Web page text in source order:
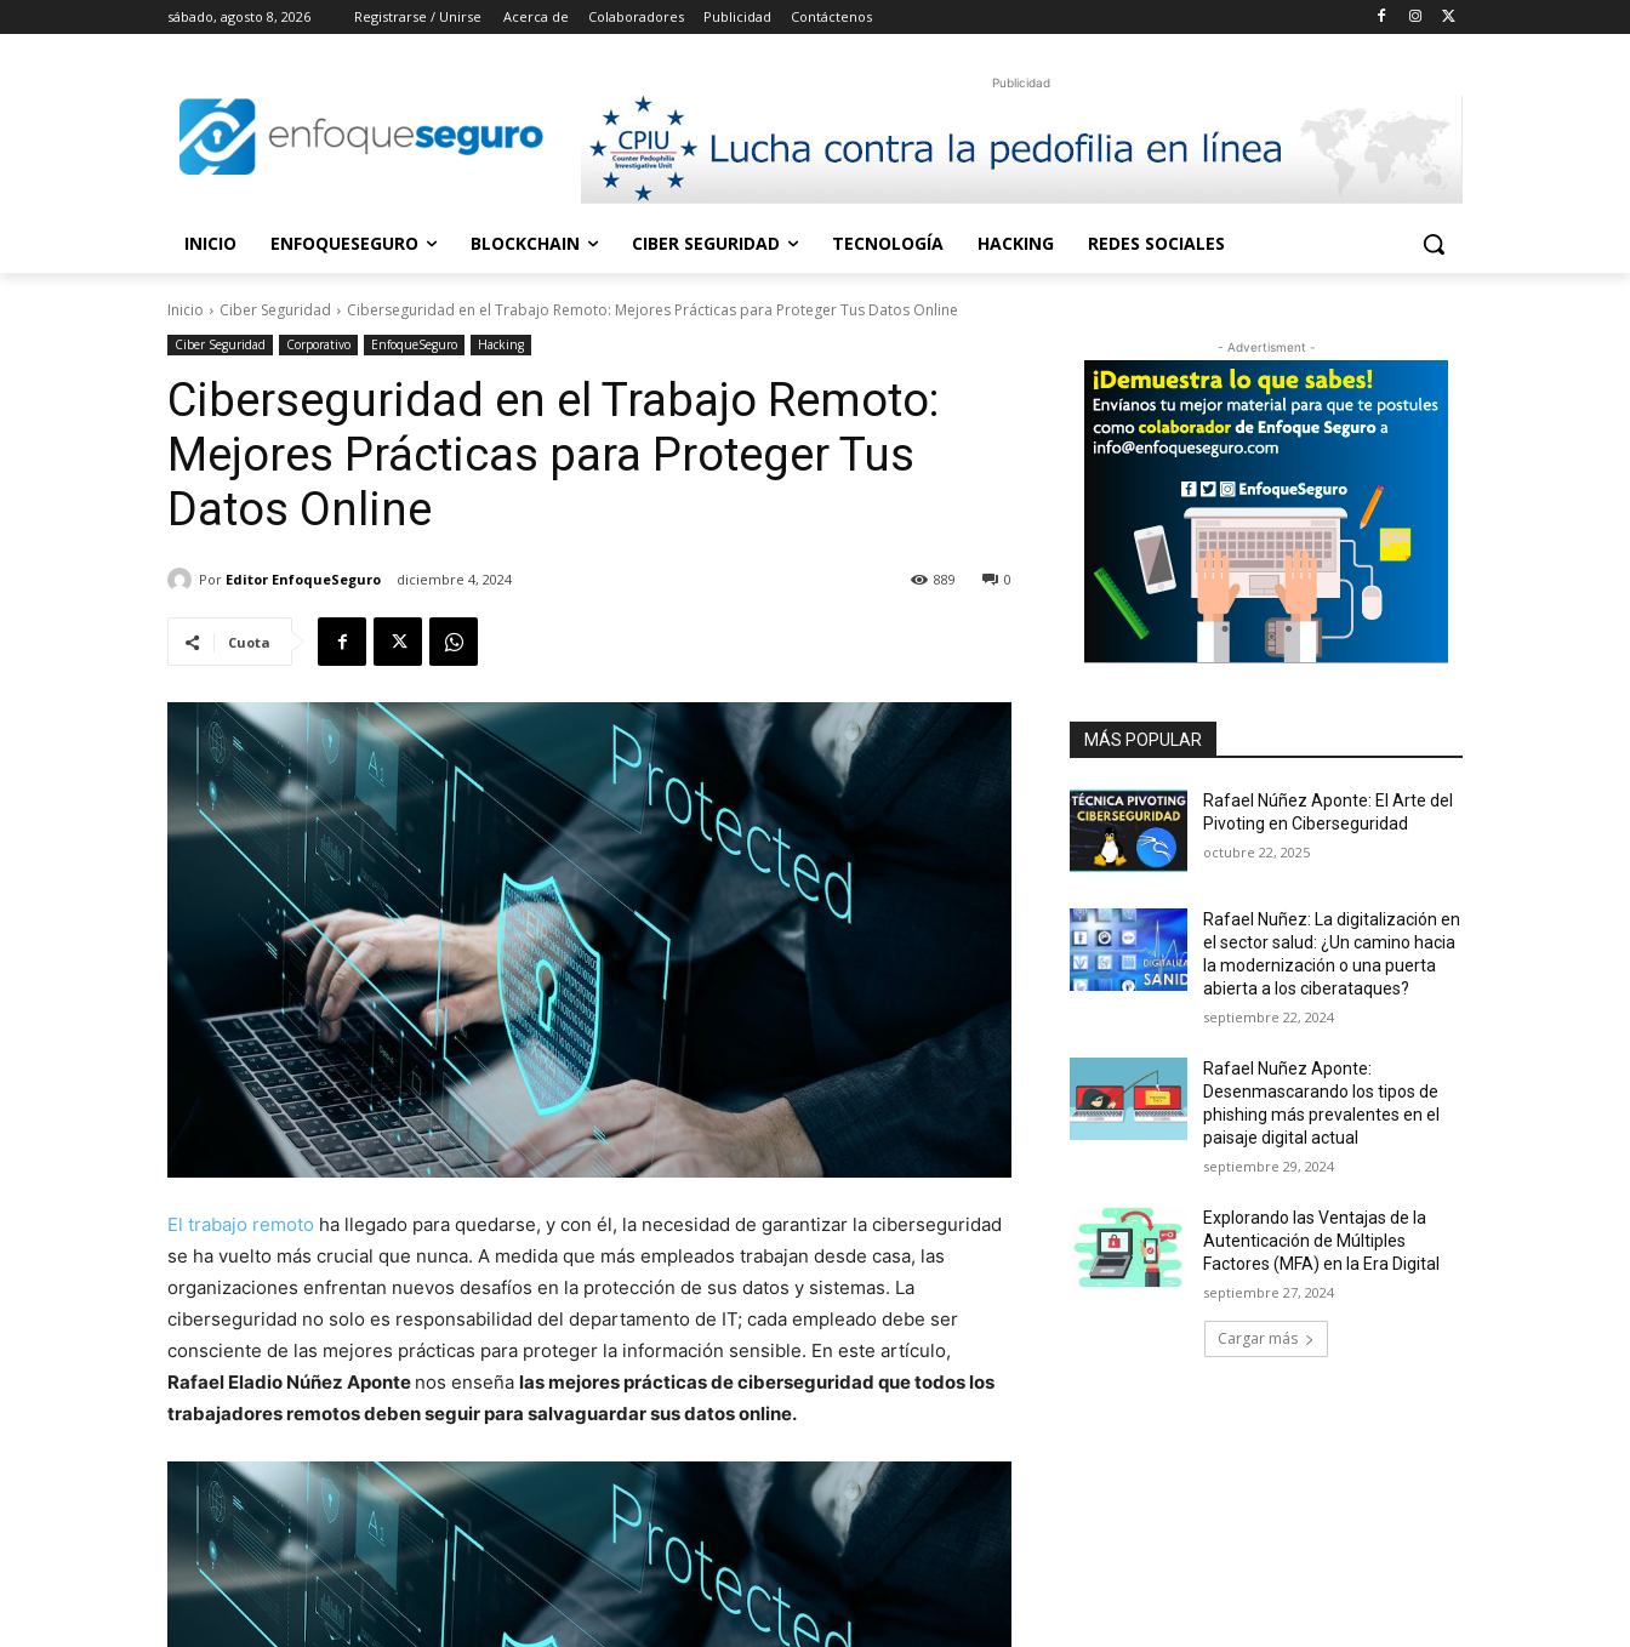
sábado, agosto 8, 2026 Registrarse / Unirse Acerca de Colaboradores Publicidad Contáctenos
Publicidad
INICIO ENFOQUESEGURO BLOCKCHAIN CIBER SEGURIDAD TECNOLOGÍA HACKING REDES SOCIALES
Inicio Ciber Seguridad Ciberseguridad en el Trabajo Remoto: Mejores Prácticas para Proteger Tus Datos Online
Ciber Seguridad Corporativo EnfoqueSeguro Hacking
Ciberseguridad en el Trabajo Remoto:
Mejores Prácticas para Proteger Tus
Datos Online
Por Editor EnfoqueSeguro diciembre 4, 2024 0
889
Cuota
El trabajo remoto ha llegado para quedarse, y con él, la necesidad de garantizar la ciberseguridad
se ha vuelto más crucial que nunca. A medida que más empleados trabajan desde casa, las
organizaciones enfrentan nuevos desafíos en la protección de sus datos y sistemas. La
ciberseguridad no solo es responsabilidad del departamento de IT; cada empleado debe ser
consciente de las mejores prácticas para proteger la información sensible. En este artículo,
Rafael Eladio Núñez Aponte nos enseña las mejores prácticas de ciberseguridad que todos los
trabajadores remotos deben seguir para salvaguardar sus datos online.
- Advertisment -
MÁS POPULAR
Rafael Núñez Aponte: El Arte del
Pivoting en Ciberseguridad
octubre 22, 2025
Rafael Nuñez: La digitalización en
el sector salud: ¿Un camino hacia
la modernización o una puerta
abierta a los ciberataques?
septiembre 22, 2024
Rafael Nuñez Aponte:
Desenmascarando los tipos de
phishing más prevalentes en el
paisaje digital actual
septiembre 29, 2024
Explorando las Ventajas de la
Autenticación de Múltiples
Factores (MFA) en la Era Digital
septiembre 27, 2024
Cargar más